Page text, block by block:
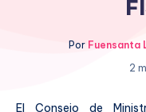
Por Fuensanta
2
El Consejo de